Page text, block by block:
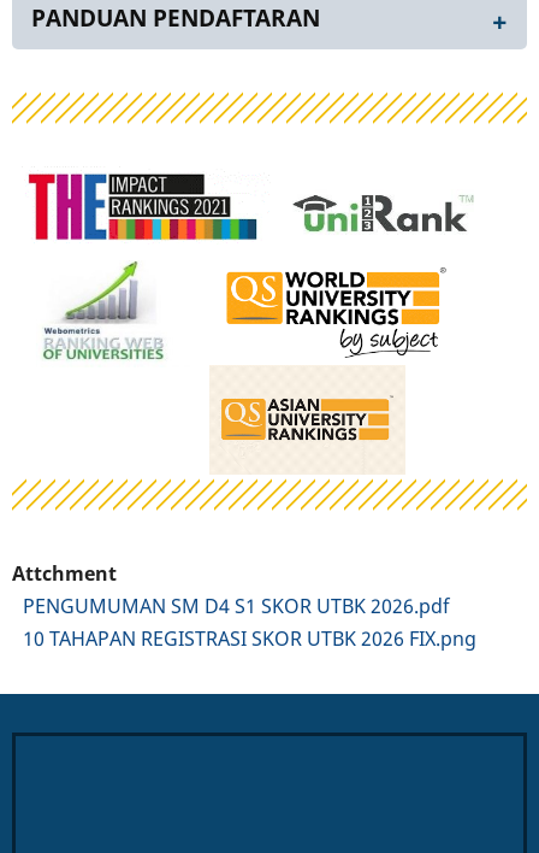
PANDUAN PENDAFTARAN
Attchment
PENGUMUMAN SM D4 S1 SKOR UTBK 2026.pdf
10 TAHAPAN REGISTRASI SKOR UTBK 2026 FIX.png